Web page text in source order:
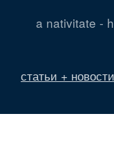
a nativitate -
статьи + новости